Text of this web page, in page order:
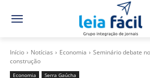
Início Notícias Economia
Seminário debate
construção
Economia Serra Gaúcha